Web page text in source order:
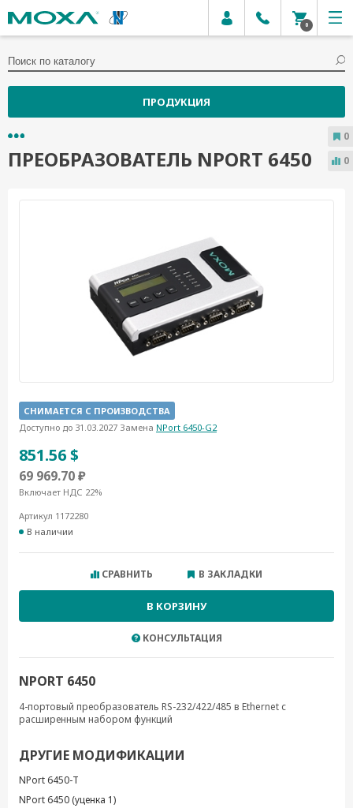
0
ПРОДУКЦИЯ
ПРЕОБРАЗОВАТЕЛЬ NPORT 6450
СНИМАЕТСЯ С ПРОИЗВОДСТВА
Доступно до 31.03.2027 Замена NPort 6450-G2
851.56 $
69 969.70 ₽
Включает НДС 22%
Артикул 1172280
В наличии
СРАВНИТЬ В ЗАКЛАДКИ
В КОРЗИНУ
КОНСУЛЬТАЦИЯ
NPORT 6450
4-портовый преобразователь RS-232/422/485 в Ethernet с
расширенным набором функций
ДРУГИЕ МОДИФИКАЦИИ
NPort 6450-T
NPort 6450 (уценка 1)
0
0